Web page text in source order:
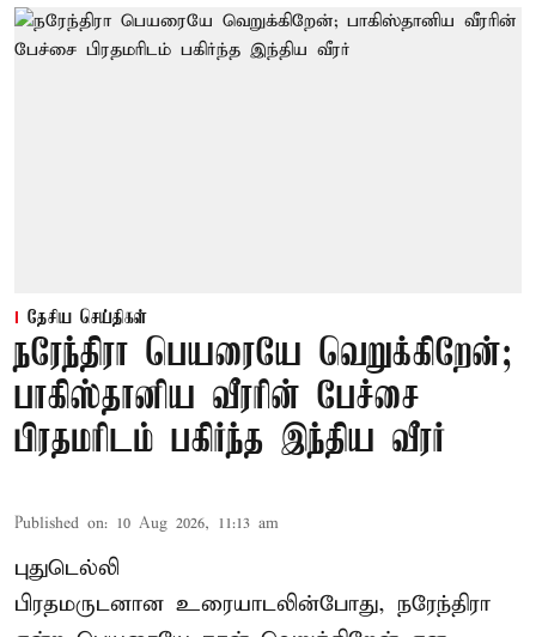
தேசிய செய்திகள்
நரேந்திரா பெயரையே வெறுக்கிறேன்;
பாகிஸ்தானிய வீரரின் பேச்சை
பிரதமரிடம் பகிர்ந்த இந்திய வீரர்
Published on: 10 Aug 2026, 11:13 am
புதுடெல்லி
பிரதமருடனான உரையாடலின்போது, நரேந்திரா